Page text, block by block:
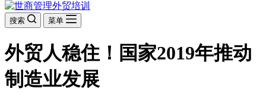
搜索 菜单
外贸人稳住！国家2019年推动
制造业发展